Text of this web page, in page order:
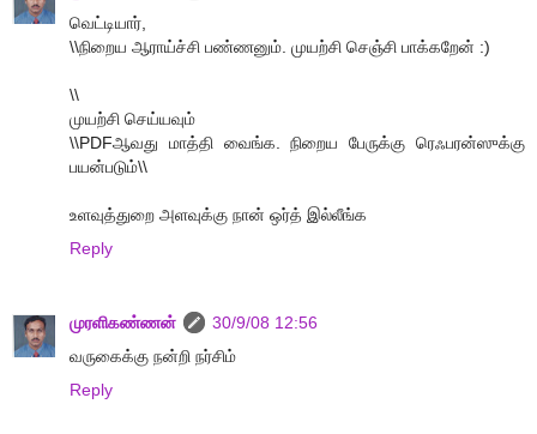
வெட்டியார்,
\\நிறைய ஆராய்ச்சி பண்ணனும். முயற்சி செஞ்சி பாக்கறேன் :)
\\
முயற்சி செய்யவும்
\\PDFஆவது மாத்தி வைங்க. நிறைய பேருக்கு ரெஃபரன்ஸுக்கு
பயன்படும்\\
உளவுத்துறை அளவுக்கு நான் ஒர்த் இல்லீங்க
Reply
முரளிகண்ணன்
30/9/08 12:56
வருகைக்கு நன்றி நர்சிம்
Reply